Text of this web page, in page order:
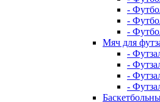
-
-
-
Мяч для
-
-
-
-